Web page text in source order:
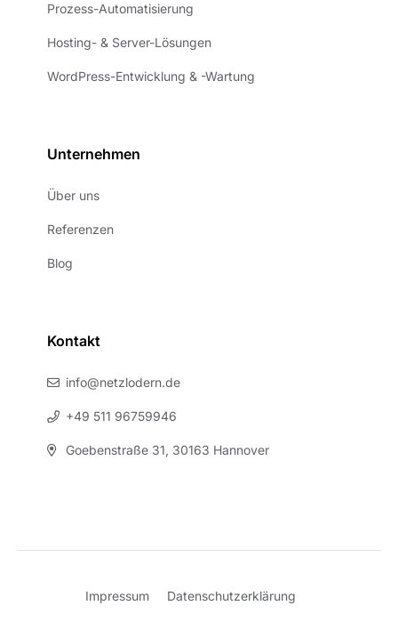
Prozess-Automatisierung
Hosting- & Server-Lösungen
WordPress-Entwicklung & -Wartung
Unternehmen
Über uns
Referenzen
Blog
Kontakt
info@netzlodern.de
+49 511 96759946
Goebenstraße 31, 30163 Hannover
Impressum Datenschutzerklärung